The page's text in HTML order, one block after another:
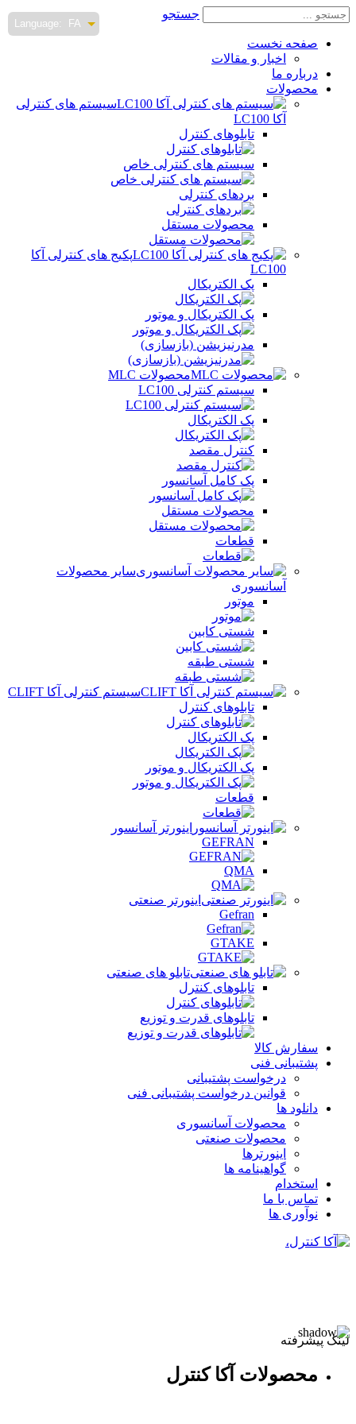
Language: FA
جستجو
صفحه نخست
اخبار و مقالات
درباره ما
محصولات
سیستم های کنترلی
آکا LC100
تابلوهای کنترل
سیستم های کنترلی خاص
بردهای کنترلی
محصولات مستقل
پکیج های کنترلی آکا
LC100
پک الکتریکال
پک الکتریکال و موتور
مدرنیزیشن (بازسازی)
محصولات MLC
سیستم کنترلی LC100
پک الکتریکال
کنترل مقصد
پک کامل آسانسور
محصولات مستقل
قطعات
سایر محصولات
آسانسوری
موتور
شستی کابین
شستی طبقه
سیستم کنترلی آکا CLIFT
تابلوهای کنترل
پک الکتریکال
پک الکتریکال و موتور
قطعات
اینورتر آسانسور
GEFRAN
QMA
اینورتر صنعتی
Gefran
GTAKE
تابلو های صنعتی
تابلوهای کنترل
تابلوهای قدرت و توزیع
سفارش کالا
پشتیبانی فنی
درخواست پشتیبانی
قوانین درخواست پشتیبانی فنی
دانلود ها
محصولات آسانسوری
محصولات صنعتی
اینورترها
گواهینامه ها
استخدام
تماس با ما
نوآوری ها
لینک پیشرفته
محصولات آکا کنترل